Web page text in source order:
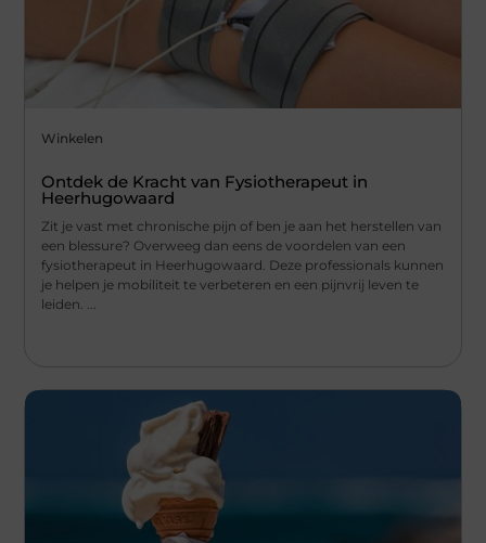
Winkelen
Ontdek de Kracht van Fysiotherapeut in
Heerhugowaard
Zit je vast met chronische pijn of ben je aan het herstellen van
een blessure? Overweeg dan eens de voordelen van een
fysiotherapeut in Heerhugowaard. Deze professionals kunnen
je helpen je mobiliteit te verbeteren en een pijnvrij leven te
leiden. ...